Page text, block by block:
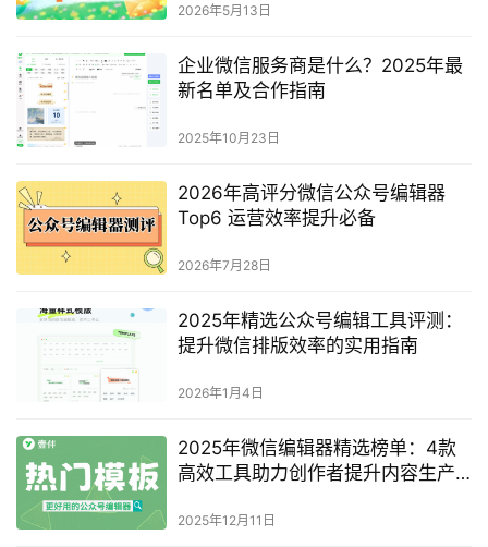
2026年5月13日
企业微信服务商是什么？2025年最
新名单及合作指南
2025年10月23日
2026年高评分微信公众号编辑器
Top6 运营效率提升必备
2026年7月28日
2025年精选公众号编辑工具评测：
提升微信排版效率的实用指南
2026年1月4日
2025年微信编辑器精选榜单：4款
高效工具助力创作者提升内容生产
2025年12月11日